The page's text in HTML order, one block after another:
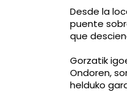
Desde la
puente
que
Gorzatik
Ondoren,
helduko